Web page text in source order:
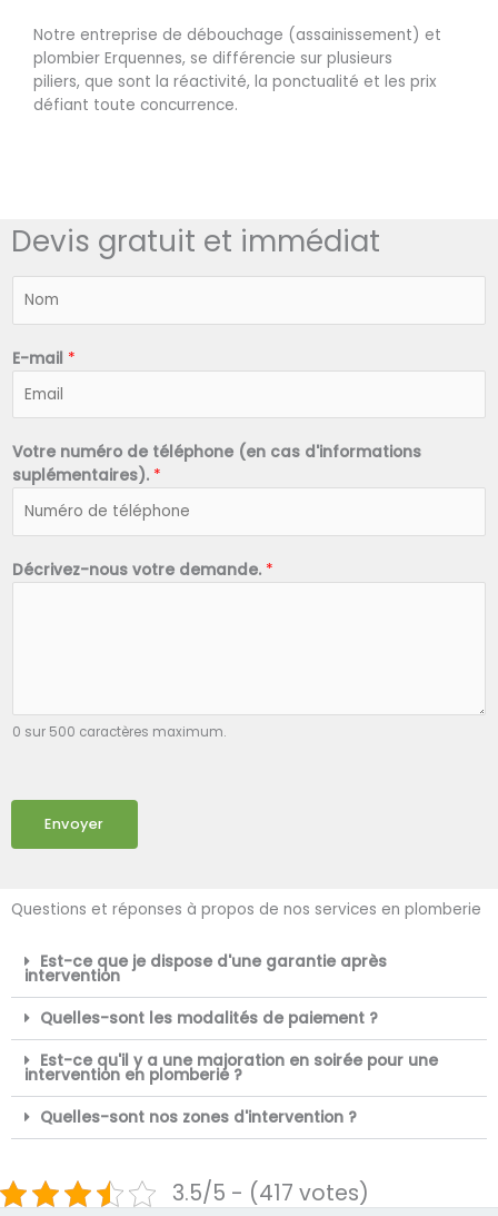
Notre entreprise de débouchage (assainissement) et
plombier Erquennes, se différencie sur plusieurs
piliers, que sont la réactivité, la ponctualité et les prix
défiant toute concurrence.
Devis gratuit et immédiat
*
E-mail *
Votre numéro de téléphone (en cas d'informations
suplémentaires). *
Décrivez-nous votre demande. *
0 sur 500 caractères maximum.
Envoyer
Questions et réponses à propos de nos services en plomberie
Est-ce que je dispose d'une garantie après
intervention
Quelles-sont les modalités de paiement ?
Est-ce qu'il y a une majoration en soirée pour une
intervention en plomberie ?
Quelles-sont nos zones d'intervention ?
3.5/5 - (417 votes)